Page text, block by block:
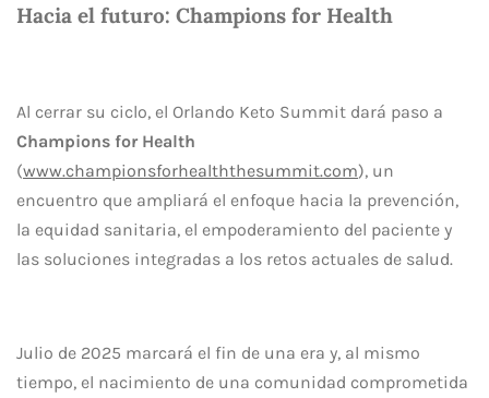
Hacia el futuro: Champions for Health
Al cerrar su ciclo, el Orlando Keto Summit dará paso a
Champions for Health
(www.championsforhealththesummit.com), un
encuentro que ampliará el enfoque hacia la prevención,
la equidad sanitaria, el empoderamiento del paciente y
las soluciones integradas a los retos actuales de salud.
Julio de 2025 marcará el fin de una era y, al mismo
tiempo, el nacimiento de una comunidad comprometida